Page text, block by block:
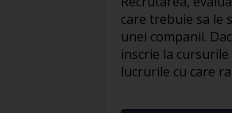
care trebuie sa le
unei companii.
inscrie la
lucrurile cu care